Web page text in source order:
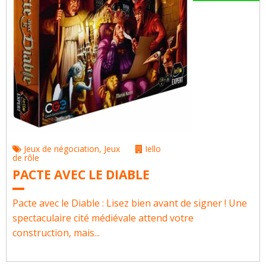
Jeux de négociation, Jeux
de rôle
Iello
PACTE AVEC LE DIABLE
Pacte avec le Diable : Lisez bien avant de signer ! Une
spectaculaire cité médiévale attend votre
construction, mais...